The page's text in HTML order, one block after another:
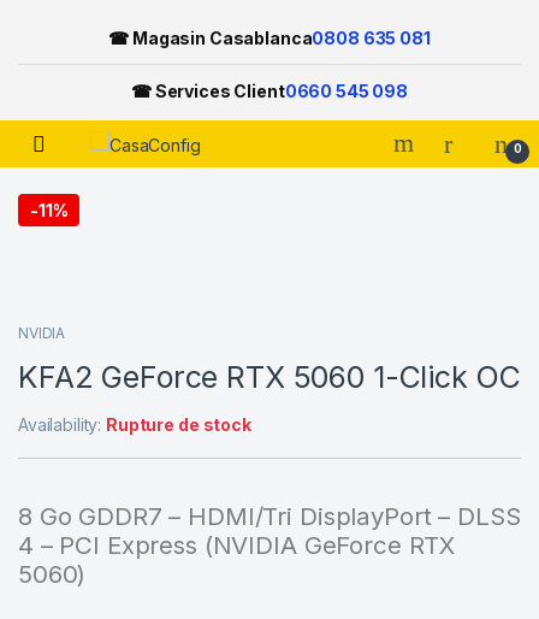
☎ Magasin Casablanca0808 635 081
☎ Services Client0660 545 098
Open 0
-11%
NVIDIA
KFA2 GeForce RTX 5060 1-Click OC
Availability: Rupture de stock
8 Go GDDR7 – HDMI/Tri DisplayPort – DLSS
4 – PCI Express (NVIDIA GeForce RTX
5060)